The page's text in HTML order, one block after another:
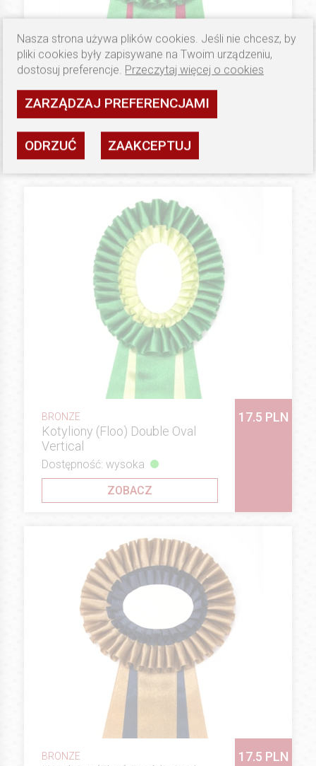
BRONZE
Kotyliony (Floo) Double Special
17.5 PLN
ZOBACZ
BRONZE
Kotyliony (Floo) Double Oval
Vertical
17.5 PLN
Dostępność: wysoka
ZOBACZ
BRONZE 17.5 PLN
Nasza strona używa plików cookies. Jeśli nie chcesz, by
pliki cookies były zapisywane na Twoim urządzeniu,
dostosuj preferencje. Przeczytaj więcej o cookies
ZARZĄDZAJ PREFERENCJAMI
ODRZUĆ ZAAKCEPTUJ